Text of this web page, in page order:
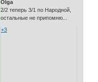
Olga
2/2 теперь 3/1 по Народной,
остальные не припомню...
+3